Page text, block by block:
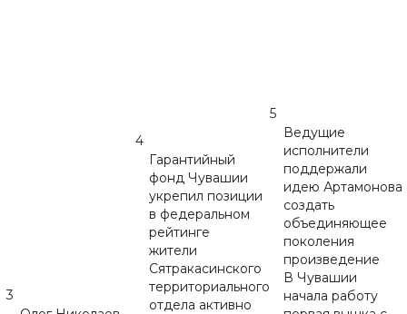
3
4
Гарантийный
фонд Чувашии
укрепил позиции
в федеральном
рейтинге
жители
Сятракасинского
территориального
отдела активно
5
Ведущие
исполнители
поддержали
идею Артамонова
создать
объединяющее
поколения
произведение
В Чувашии
начала работу